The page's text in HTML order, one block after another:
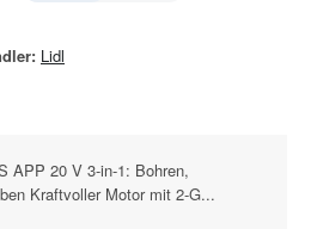
Lidl
APP 20 V 3-in-1: Bohren,
Kraftvoller Motor mit 2-G...